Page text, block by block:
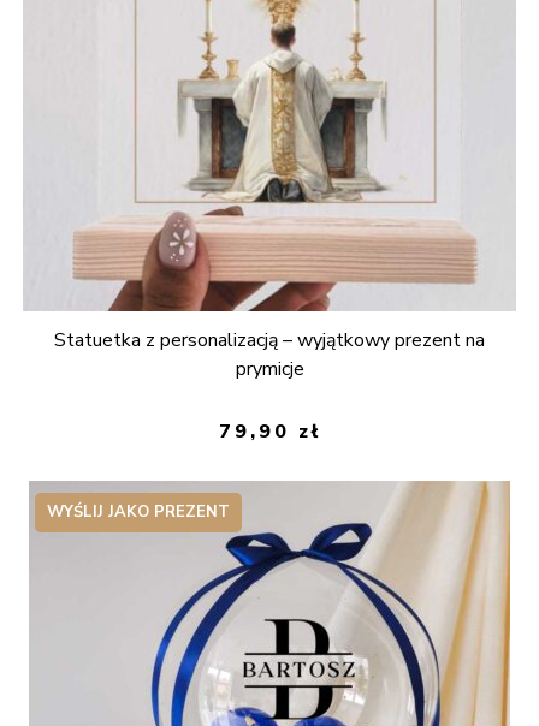
Statuetka z personalizacją – wyjątkowy prezent na
prymicje
79,90 zł
WYŚLIJ JAKO PREZENT